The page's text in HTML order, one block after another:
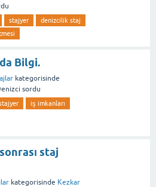
stajyer
denizcilik staj
Bilgi.
kategorisinde
sordu
iş imkanları
staj
kategorisinde Kezkar